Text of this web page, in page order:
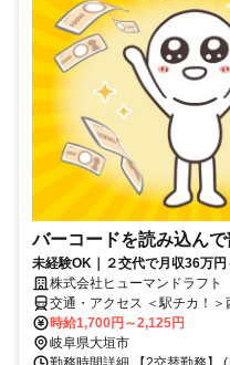
バーコードを読み込ん
未経験OK｜２交代で月収36万円
株式会社ヒューマンドラフト
交通・アクセス ＜駅チカ！＞
時給1,700円～2,125円
岐阜県大垣市